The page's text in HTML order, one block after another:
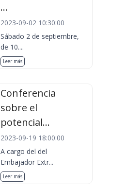
...
2023-09-02 10:30:00
Sábado 2 de septiembre,
de 10....
Leer más
Conferencia
sobre el
potencial...
2023-09-19 18:00:00
A cargo del del
Embajador Extr...
Leer más